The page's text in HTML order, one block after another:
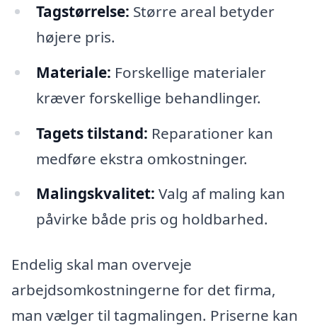
Tagstørrelse: Større areal betyder
højere pris.
Materiale: Forskellige materialer
kræver forskellige behandlinger.
Tagets tilstand: Reparationer kan
medføre ekstra omkostninger.
Malingskvalitet: Valg af maling kan
påvirke både pris og holdbarhed.
Endelig skal man overveje
arbejdsomkostningerne for det firma,
man vælger til tagmalingen. Priserne kan